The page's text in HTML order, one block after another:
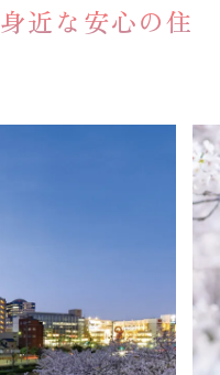
近な安心の住